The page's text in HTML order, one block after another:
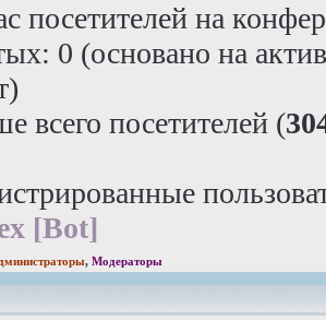
посетителей на
0 (основано на
всего посетителей (
[Bot]
, Модераторы